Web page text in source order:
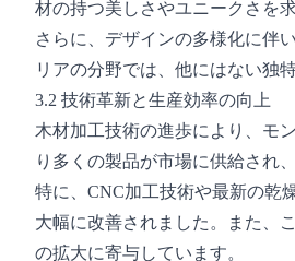
材の持つ美しさやユニークさを
さらに、デザインの多様化に伴
リアの分野では、他にはない独
3.2 技術革新と生産効率の向上
木材加工技術の進歩により、モ
り多くの製品が市場に供給され
特に、CNC加工技術や最新の乾
大幅に改善されました。また、
の拡大に寄与しています。